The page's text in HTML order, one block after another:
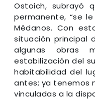
Ostoich, subrayó
permanente, “se
Médanos. Con
situación principal
algunas obras
estabilización del
habitabilidad del
antes; ya tenemos
vinculadas a la